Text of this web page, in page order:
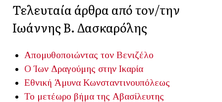
Τελευταία άρθρα από τον/την
Ιωάννης Β. Δασκαρόλης
Απομυθοποιώντας τον Βενιζέλο
Ο Ίων Δραγούμης στην Ικαρία
Εθνική Άμυνα Κωνσταντινουπόλεως
Το μετέωρο βήμα της Αβασίλευτης